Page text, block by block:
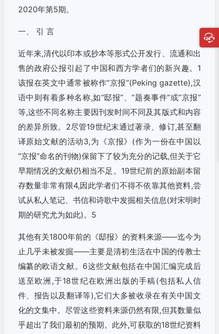
2020年第5期。
一、 引 言
近年来,清代以印本或抄本等形式公开发行、流通和出
售的政府公报引起了中国和西方学者们的新兴趣。1
该报在英文中通常被称作“京报”(Peking gazette),汉
语中则有着多种名称,如“邸报”、“题奏事件”或“京报”
等,这些不同名称主要因刊发时间不同及其版式和内容
的差异所致。2尽管19世纪末通过著录、修订,甚至翻
译原始文献的活动3,为《京报》(作为一份在中国以
“京报”命名的刊物)保留下了较为充分的记载,但关于它
早期情况的文献仍相当不足。19世纪前的原始副本留
存数量非常有限4,因此学者们不得不依靠其他资料,尝
试从私人笔记、书信和诗歌中发掘相关信息(对宋明时
期的研究尤为如此)。5
其他有关1800年前的《邸报》的资料来源——迄今为
止几乎未被发掘——主要是清初生活在中国的传教士
编纂的欧语文献。6这些文献包括在中国汇编完成后
送至欧洲,于18世纪在欧洲出版的手稿(包括私人信
件、报告以及翻译等),它们大多被收录在有关中国文
化的文集中。尽管这些资料来源仍然有限,但其数量似
乎超出了我们最初的预期。此外,可获取的18世纪资料